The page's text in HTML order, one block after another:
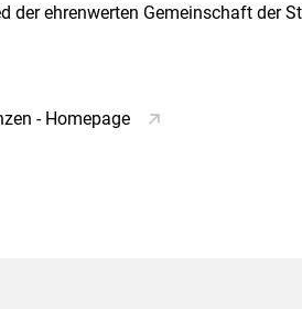
der ehrenwerten Gemeinschaft der
- Homepage